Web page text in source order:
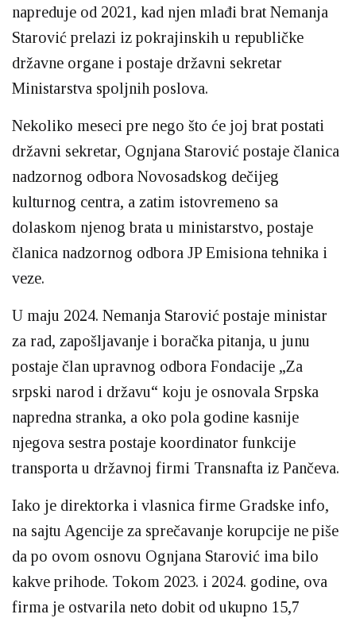
napreduje od 2021, kad njen mlađi brat Nemanja
Starović prelazi iz pokrajinskih u republičke
državne organe i postaje državni sekretar
Ministarstva spoljnih poslova.
Nekoliko meseci pre nego što će joj brat postati
državni sekretar, Ognjana Starović postaje članica
nadzornog odbora Novosadskog dečijeg
kulturnog centra, a zatim istovremeno sa
dolaskom njenog brata u ministarstvo, postaje
članica nadzornog odbora JP Emisiona tehnika i
veze.
U maju 2024. Nemanja Starović postaje ministar
za rad, zapošljavanje i boračka pitanja, u junu
postaje član upravnog odbora Fondacije „Za
srpski narod i državu“ koju je osnovala Srpska
napredna stranka, a oko pola godine kasnije
njegova sestra postaje koordinator funkcije
transporta u državnoj firmi Transnafta iz Pančeva.
Iako je direktorka i vlasnica firme Gradske info,
na sajtu Agencije za sprečavanje korupcije ne piše
da po ovom osnovu Ognjana Starović ima bilo
kakve prihode. Tokom 2023. i 2024. godine, ova
firma je ostvarila neto dobit od ukupno 15,7